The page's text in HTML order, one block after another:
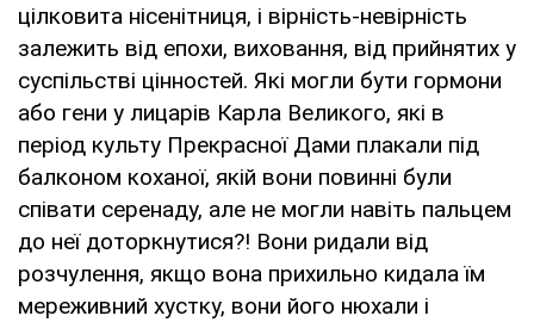
цілковита нісенітниця, і вірність-невірність
залежить від епохи, виховання, від прийнятих у
суспільстві цінностей. Які могли бути гормони
або гени у лицарів Карла Великого, які в
період культу Прекрасної Дами плакали під
балконом коханої, якій вони повинні були
співати серенаду, але не могли навіть пальцем
до неї доторкнутися?! Вони ридали від
розчулення, якщо вона прихильно кидала їм
мереживний хустку, вони його нюхали і